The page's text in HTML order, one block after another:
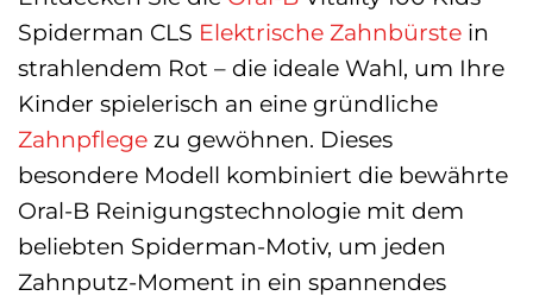
Spiderman CLS Elektrische Zahnbürste in
strahlendem Rot – die ideale Wahl, um Ihre
Kinder spielerisch an eine gründliche
Zahnpflege zu gewöhnen. Dieses
besondere Modell kombiniert die bewährte
Oral-B Reinigungstechnologie mit dem
beliebten Spiderman-Motiv, um jeden
Zahnputz-Moment in ein spannendes